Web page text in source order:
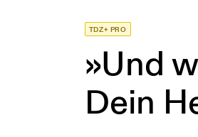
TDZ+ PRO
»Und
Dein